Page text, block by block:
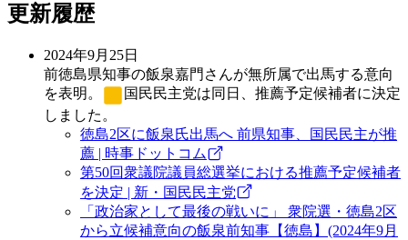
更新履歴
2024年9月25日
前徳島県知事の飯泉嘉門さんが無所属で出馬する意向
を表明。
国民民主党は同日、推薦予定候補者に決定
しました。
徳島2区に飯泉氏出馬へ 前県知事、国民民主が推
薦 | 時事ドットコム
第50回衆議院議員総選挙における推薦予定候補者
を決定 | 新・国民民主党
「政治家として最後の戦いに」 衆院選・徳島2区
から立候補意向の飯泉前知事【徳島】(2024年9月